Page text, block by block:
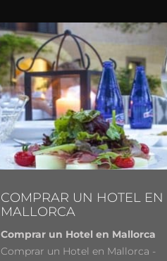
COMPRAR UN HOTEL EN
MALLORCA
Comprar un Hotel en Mallorca
Comprar un Hotel en Mallorca -